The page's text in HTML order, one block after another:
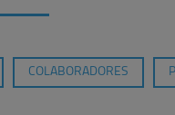
COLABORADORES